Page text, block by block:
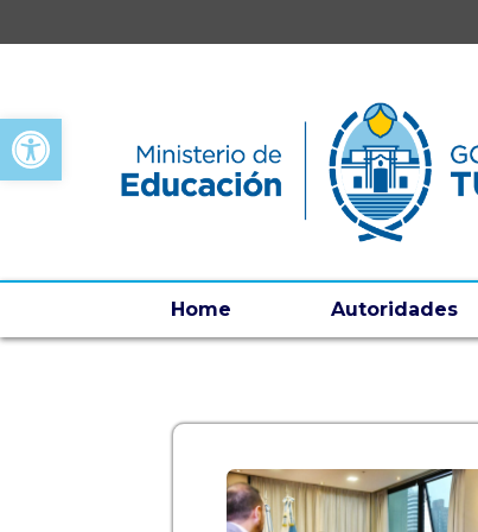
Open toolbar
Home Autoridades